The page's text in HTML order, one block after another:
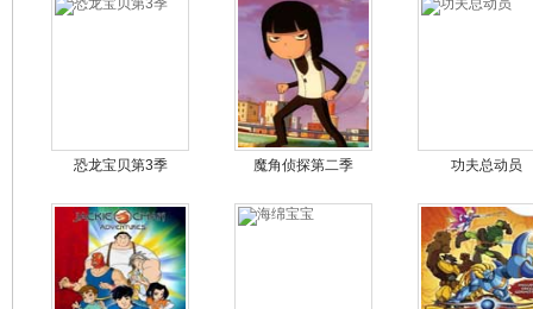
恐龙宝贝第3季 魔角侦探第二季 功夫总动员